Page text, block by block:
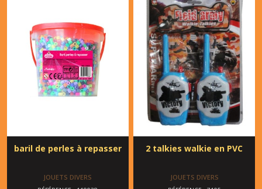
baril de perles à repasser
JOUETS DIVERS
2 talkies walkie en PVC
JOUETS DIVERS